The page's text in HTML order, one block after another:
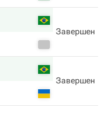
Завершен
Завершен